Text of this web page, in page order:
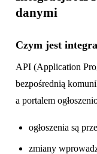
danymi
Czym jest
API (Application
bezpośrednią
a portalem
ogłoszenia są
zmiany